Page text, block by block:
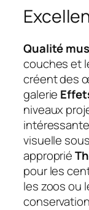
Qualité
couches et
créent des
galerie
niveaux
visuelle
approprié
pour les
les zoos ou
conservation